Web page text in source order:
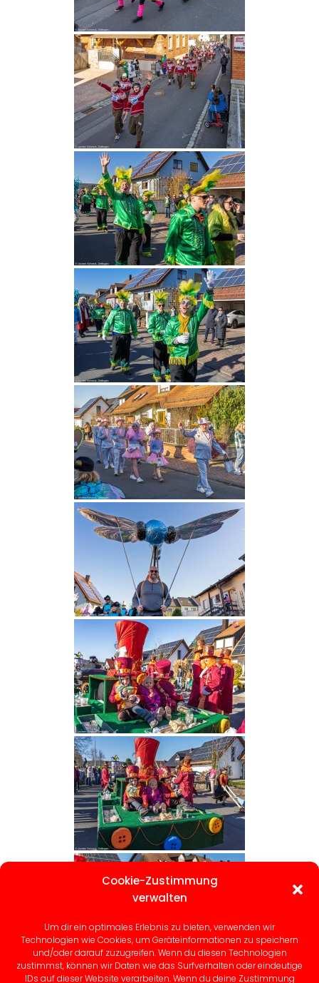
Cookie-Zustimmung
verwalten
Um dir ein optimales Erlebnis zu bieten, verwenden wir
Technologien wie Cookies, um Geräteinformationen zu speichern
und/oder darauf zuzugreifen. Wenn du diesen Technologien
zustimmst, können wir Daten wie das Surfverhalten oder eindeutige
IDs auf dieser Website verarbeiten. Wenn du deine Zustimmung